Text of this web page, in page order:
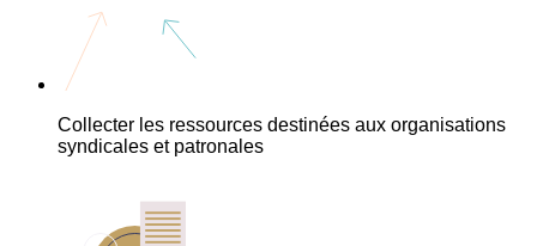
Collecter les ressources destinées aux organisations
syndicales et patronales